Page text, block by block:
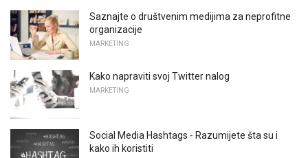
Saznajte o društvenim medijima za neprofitne
organizacije
MARKETING
Kako napraviti svoj Twitter nalog
MARKETING
Social Media Hashtags - Razumijete šta su i
kako ih koristiti